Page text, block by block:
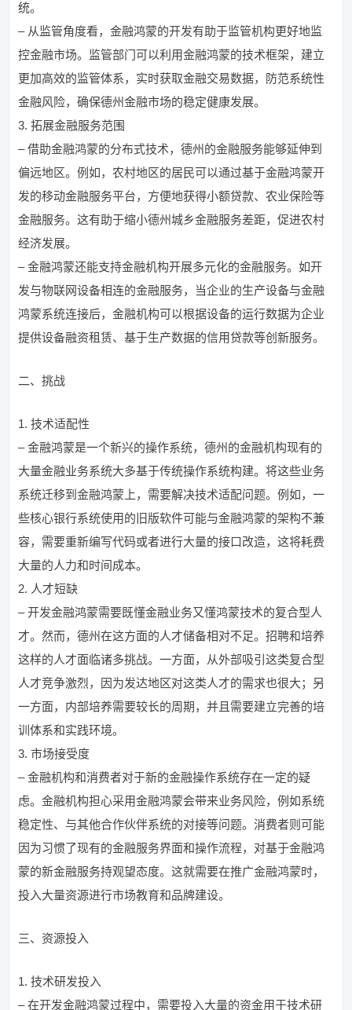
统。
– 从监管角度看，金融鸿蒙的开发有助于监管机构更好地监
控金融市场。监管部门可以利用金融鸿蒙的技术框架，建立
更加高效的监管体系，实时获取金融交易数据，防范系统性
金融风险，确保德州金融市场的稳定健康发展。
3. 拓展金融服务范围
– 借助金融鸿蒙的分布式技术，德州的金融服务能够延伸到
偏远地区。例如，农村地区的居民可以通过基于金融鸿蒙开
发的移动金融服务平台，方便地获得小额贷款、农业保险等
金融服务。这有助于缩小德州城乡金融服务差距，促进农村
经济发展。
– 金融鸿蒙还能支持金融机构开展多元化的金融服务。如开
发与物联网设备相连的金融服务，当企业的生产设备与金融
鸿蒙系统连接后，金融机构可以根据设备的运行数据为企业
提供设备融资租赁、基于生产数据的信用贷款等创新服务。
二、挑战
1. 技术适配性
– 金融鸿蒙是一个新兴的操作系统，德州的金融机构现有的
大量金融业务系统大多基于传统操作系统构建。将这些业务
系统迁移到金融鸿蒙上，需要解决技术适配问题。例如，一
些核心银行系统使用的旧版软件可能与金融鸿蒙的架构不兼
容，需要重新编写代码或者进行大量的接口改造，这将耗费
大量的人力和时间成本。
2. 人才短缺
– 开发金融鸿蒙需要既懂金融业务又懂鸿蒙技术的复合型人
才。然而，德州在这方面的人才储备相对不足。招聘和培养
这样的人才面临诸多挑战。一方面，从外部吸引这类复合型
人才竞争激烈，因为发达地区对这类人才的需求也很大；另
一方面，内部培养需要较长的周期，并且需要建立完善的培
训体系和实践环境。
3. 市场接受度
– 金融机构和消费者对于新的金融操作系统存在一定的疑
虑。金融机构担心采用金融鸿蒙会带来业务风险，例如系统
稳定性、与其他合作伙伴系统的对接等问题。消费者则可能
因为习惯了现有的金融服务界面和操作流程，对基于金融鸿
蒙的新金融服务持观望态度。这就需要在推广金融鸿蒙时，
投入大量资源进行市场教育和品牌建设。
三、资源投入
1. 技术研发投入
– 在开发金融鸿蒙过程中，需要投入大量的资金用于技术研